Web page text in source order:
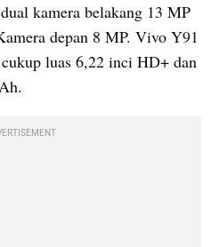
kamera belakang 13 MP
depan 8 MP. Vivo Y91
luas 6,22 inci HD+ dan